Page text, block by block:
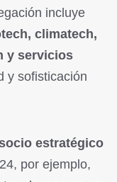
incluye
climatech,
y servicios
y sofisticación
estratégico
por ejemplo,